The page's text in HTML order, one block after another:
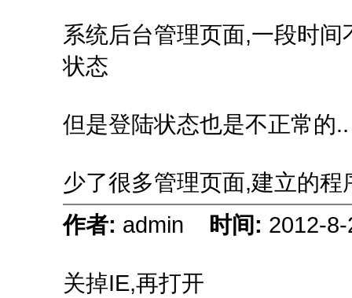
系统后台管理页面,一段时
状态
但是登陆状态也是不正常的..
少了很多管理页面,建立的
作者: admin 时间: 2012-
关掉IE,再打开